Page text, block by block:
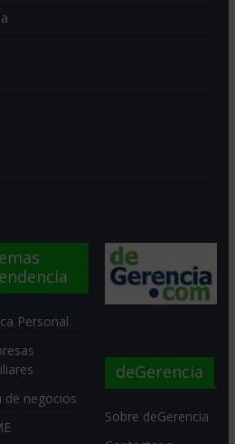
Personal
de negocios
deGerencia
Sobre deGerencia